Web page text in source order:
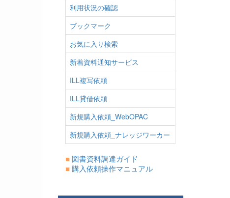
利用状況の確認
ブックマーク
お気に入り検索
新着資料通知サービス
ILL複写依頼
ILL貸借依頼
新規購入依頼_WebOPAC
新規購入依頼_ナレッジワーカー
■ 図書資料調達ガイド
■購入依頼操作マニュアル